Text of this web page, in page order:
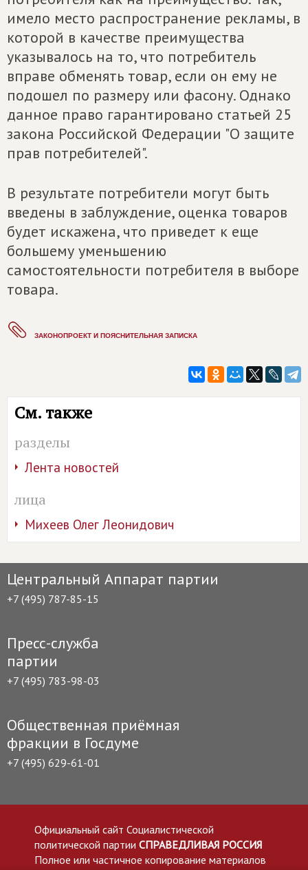
имело место распространение рекламы, в
которой в качестве преимущества
указывалось на то, что потребитель
вправе обменять товар, если он ему не
подошел по размеру или фасону. Однако
данное право гарантировано статьей 25
закона Российской Федерации "О защите
прав потребителей".
В результате потребители могут быть
введены в заблуждение, оценка товаров
будет искажена, что приведет к еще
большему уменьшению
самостоятельности потребителя в выборе
товара.
ЗАКОНОПРОЕКТ И ПОЯСНИТЕЛЬНАЯ ЗАПИСКА
См. также
разделы
Лента новостей
лица
Михеев Олег Леонидович
Центральный Аппарат партии
+7 (495) 787-85-15
Пресс-служба
партии
+7 (495) 783-98-03
Общественная приёмная
фракции в Госдуме
+7 (495) 629-61-01
Официальный сайт Социалистической
политической партии СПРАВЕДЛИВАЯ РОССИЯ
Полное или частичное копирование материалов